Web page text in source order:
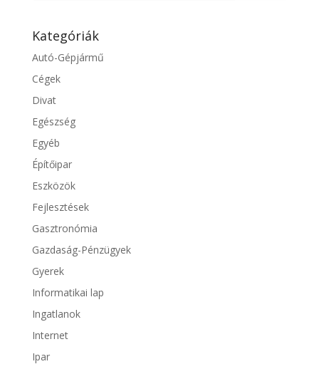
Kategóriák
Autó-Gépjármű
Cégek
Divat
Egészség
Egyéb
Építőipar
Eszközök
Fejlesztések
Gasztronómia
Gazdaság-Pénzügyek
Gyerek
Informatikai lap
Ingatlanok
Internet
Ipar